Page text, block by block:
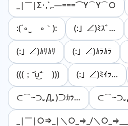
_|￣|Σ･,`,.―===⌒Y⌒Y⌒○
:(´◦ ̫ ◦｀): (:」∠)ﾐｽﾞ…
(:」∠)ｶｻｶｻ (:」∠)ｶﾗｶﾗ
(((；⁻᷄υ͜⁻᷅ ))) (:」∠)ﾐｲﾗ…
⊂⌒~⊃｡Д｡)⊃ｶﾗ… ⊂⌒~⊃｡
_|￣|○⇒_|＼○_⇒_/＼